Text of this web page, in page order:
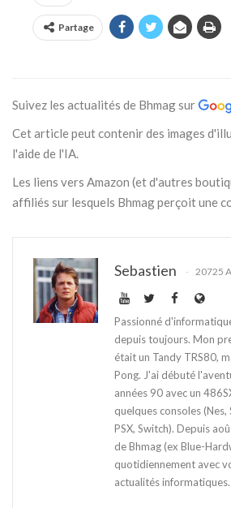
Partage
Suivez les actualités de Bhmag sur
Cet article peut contenir des images
l'aide de l'IA.
Les liens vers Amazon (et d'autres
affiliés sur lesquels Bhmag perçoit une
Sebastien 20725
Passionné
depuis toujours. Mon
était un Tandy TRS80,
Pong. J'ai débuté
années 90 avec un
quelques consoles (Nes,
PSX, Switch). Depuis
de Bhmag (ex Blue-
quotidiennement avec
actualités informatiques.